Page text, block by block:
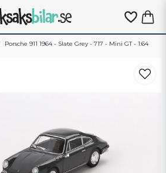
Porsche 911 1964 - Slate Grey - 717 - Mini GT - 1:64